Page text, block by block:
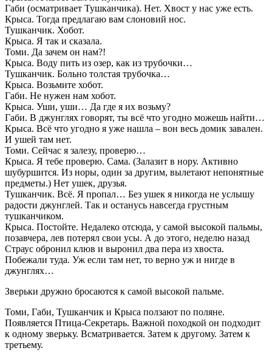
Габи (осматривает Тушканчика). Нет. Хвост у нас уже есть.
Крыса. Тогда предлагаю вам слоновий нос.
Тушканчик. Хобот.
Крыса. Я так и сказала.
Томи. Да зачем он нам?!
Крыса. Воду пить из озер, как из трубочки…
Тушканчик. Больно толстая трубочка…
Крыса. Возьмите хобот.
Габи. Не нужен нам хобот.
Крыса. Уши, уши… Да где я их возьму?
Габи. В джунглях говорят, ты всё что угодно можешь найти…
Крыса. Всё что угодно я уже нашла – вон весь домик завален.
И ушей там нет.
Томи. Сейчас я залезу, проверю…
Крыса. Я тебе проверю. Сама. (Залазит в нору. Активно
шубуршится. Из норы, один за другим, вылетают непонятные
предметы.) Нет ушек, друзья.
Тушканчик. Всё. Я пропал… Без ушек я никогда не услышу
радости джунглей. Так и останусь навсегда грустным
тушканчиком.
Крыса. Постойте. Недалеко отсюда, у самой высокой пальмы,
позавчера, лев потерял свои усы. А до этого, неделю назад
Страус обронил клюв и выронил два пера из хвоста.
Побежали туда. Уж если там нет, то верно уж и нигде в
джунглях…
Зверьки дружно бросаются к самой высокой пальме.
Томи, Габи, Тушканчик и Крыса ползают по поляне.
Появляется Птица-Секретарь. Важной походкой он подходит
к одному зверьку. Всматривается. Затем к другому. Затем к
третьему.